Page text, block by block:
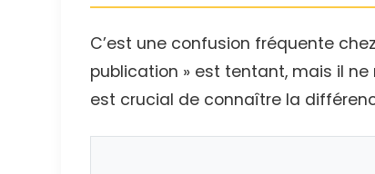
C’est une confusion fréquente
publication » est tentant, mais il
est crucial de connaître la